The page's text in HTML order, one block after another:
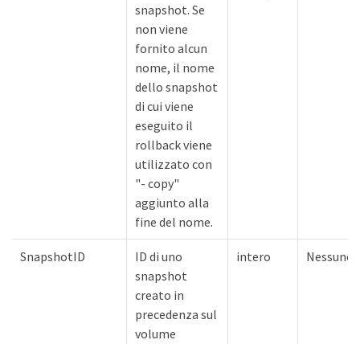
snapshot. Se
non viene
fornito alcun
nome, il nome
dello snapshot
di cui viene
eseguito il
rollback viene
utilizzato con
"- copy"
aggiunto alla
fine del nome.
SnapshotID
ID di uno
snapshot
creato in
precedenza sul
volume
intero Nessuno